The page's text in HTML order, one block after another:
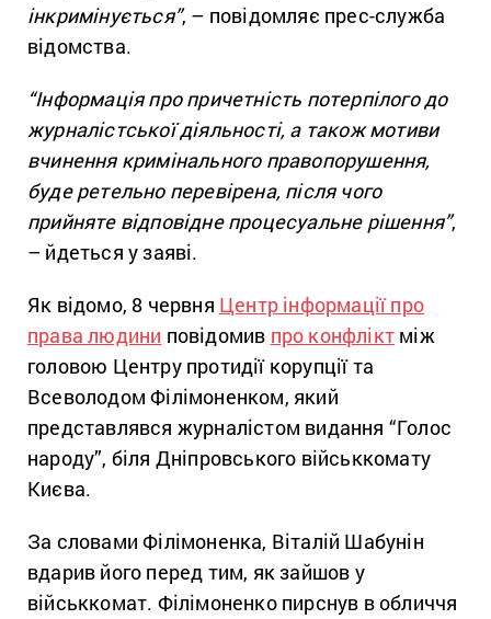
інкримінується”, – повідомляє прес-служба
відомства.
“Інформація про причетність потерпілого до
журналістської діяльності, а також мотиви
вчинення кримінального правопорушення,
буде ретельно перевірена, після чого
прийняте відповідне процесуальне рішення”,
– йдеться у заяві.
Як відомо, 8 червня Центр інформації про
права людини повідомив про конфлікт між
головою Центру протидії корупції та
Всеволодом Філімоненком, який
представлявся журналістом видання “Голос
народу”, біля Дніпровського військкомату
Києва.
За словами Філімоненка, Віталій Шабунін
вдарив його перед тим, як зайшов у
військкомат. Філімоненко пирснув в обличчя